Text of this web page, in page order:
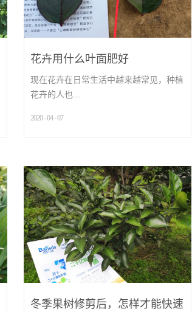
花卉用什么叶面肥好
现在花卉在日常生活中越来越常见，种植
花卉的人也...
2020-04-07
冬季果树修剪后，怎样才能快速